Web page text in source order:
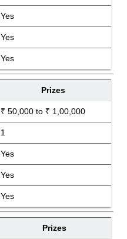
Yes
Yes
Yes
Prizes
₹ 50,000 to ₹ 1,00,000
1
Yes
Yes
Yes
Prizes